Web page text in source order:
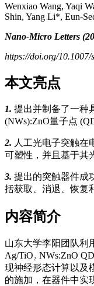
Wenxiao Wang, Yaqi
Shin, Yang Li*, Eun-
Nano-Micro Letters
https://doi.org/10.1007/
本文亮点
1. 提出并制备了一种
(NWs):ZnO量子点
2. 人工光电子突触在
可塑性，并且基于其
3. 提出的突触器件成
括获取、消退、恢复
内容简介
山东大学李阳团队利
Ag/TiO₂ NWs:ZnO
现神经形态计算以及
的施加，在器件中实